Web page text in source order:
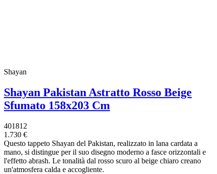
Shayan
Shayan Pakistan Astratto Rosso Beige
Sfumato 158x203 Cm
401812
1.730 €
Questo tappeto Shayan del Pakistan, realizzato in lana cardata a
mano, si distingue per il suo disegno moderno a fasce orizzontali e
l'effetto abrash. Le tonalità dal rosso scuro al beige chiaro creano
un'atmosfera calda e accogliente.